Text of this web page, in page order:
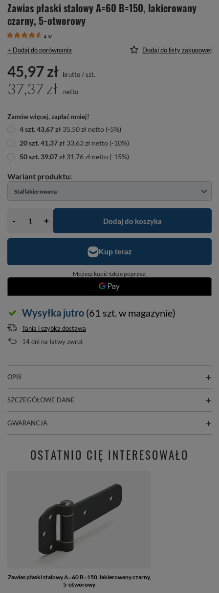
Zawias płaski stalowy A=60 B=150, lakierowany
czarny, 5-otworowy
4.67
+ Dodaj do porównania Dodaj do listy zakupowej
Stal lakierowana
- + Dodaj do koszyka
Możesz kupić także poprzez:
45,97 zł brutto/szt.
37,37 zł netto
Zamów więcej, zapłać mniej!
4szt.43,67 zł 35,50 zł netto (-5%)
20szt.41,37 zł 33,63 zł netto (-10%)
50szt. 39,07 zł 31,76 zł netto (-15%)
Wysyłka jutro (61 szt. w magazynie)
Tania i szybka dostawa
14dni na łatwy zwrot
OPIS
SZCZEGÓŁOWE DANE
GWARANCJA
OSTATNIO CIĘ INTERESOWAŁO
Zawias płaski stalowy A=60 B=150, lakierowany czarny,
5-otworowy